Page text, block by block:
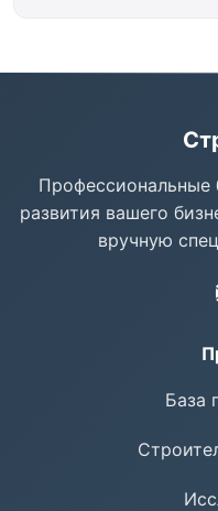
Профессиональные
развития вашего
вручную
База